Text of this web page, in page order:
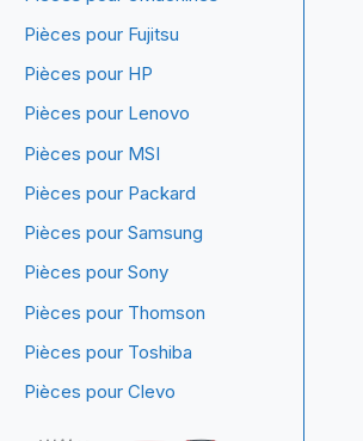
Pièces pour Fujitsu
Pièces pour HP
Pièces pour Lenovo
Pièces pour MSI
Pièces pour Packard
Pièces pour Samsung
Pièces pour Sony
Pièces pour Thomson
Pièces pour Toshiba
Pièces pour Clevo